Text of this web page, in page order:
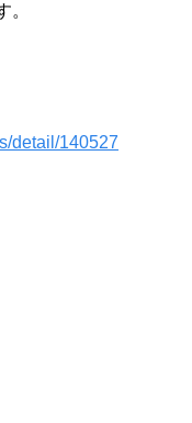
。
detail/140527